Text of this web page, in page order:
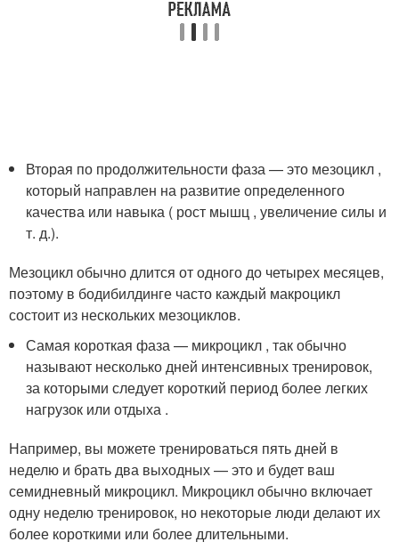
Вторая по продолжительности фаза — это мезоцикл ,
который направлен на развитие определенного
качества или навыка ( рост мышц , увеличение силы и
т. д.).
Мезоцикл обычно длится от одного до четырех месяцев,
поэтому в бодибилдинге часто каждый макроцикл
состоит из нескольких мезоциклов.
Самая короткая фаза — микроцикл , так обычно
называют несколько дней интенсивных тренировок,
за которыми следует короткий период более легких
нагрузок или отдыха .
Например, вы можете тренироваться пять дней в
неделю и брать два выходных — это и будет ваш
семидневный микроцикл. Микроцикл обычно включает
одну неделю тренировок, но некоторые люди делают их
более короткими или более длительными.